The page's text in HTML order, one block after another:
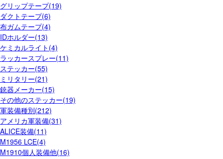
グリップテープ(19)
ダクトテープ(6)
布ガムテープ(4)
IDホルダー(13)
ケミカルライト(4)
ラッカースプレー(11)
ステッカー(55)
ミリタリー(21)
銃器メーカー(15)
その他のステッカー(19)
軍装備種別(212)
アメリカ軍装備(31)
ALICE装備(11)
M1956 LCE(4)
M1910個人装備他(16)